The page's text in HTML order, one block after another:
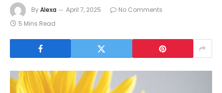
ByAlexa April 7, 2025
No Comments
5 Mins Read